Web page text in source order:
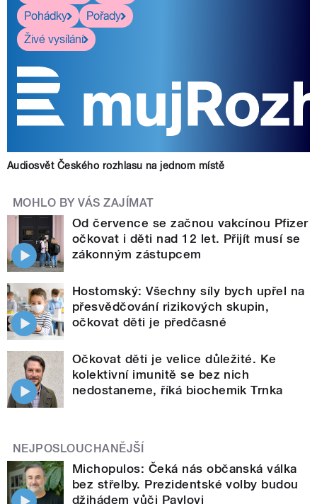
Pohádky
Pořady
Živé vysílání
Audiosvět Českého rozhlasu na jednom místě
MOHLO BY VÁS ZAJÍMAT
Od července se začnou vakcínou Pfizer
očkovat i děti nad 12 let. Přijít musí se
zákonným zástupcem
Hostomský: Všechny síly bych upřel na
přesvědčování rizikových skupin,
očkovat děti je předčasné
Očkovat děti je velice důležité. Ke
kolektivní imunitě se bez nich
nedostaneme, říká biochemik Trnka
NEJPOSLOUCHANĚJŠÍ
Michopulos: Čeká nás občanská válka
bez střelby. Prezidentské volby budou
džihádem vůči Pavlovi